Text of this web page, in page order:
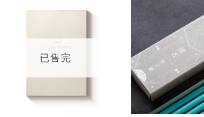
已售完